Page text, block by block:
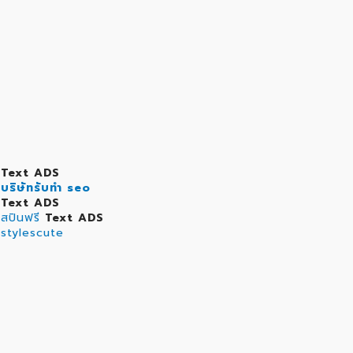
Text ADS
บริษัทรับทำ seo
Text ADS
สปินฟรี Text ADS
stylescute